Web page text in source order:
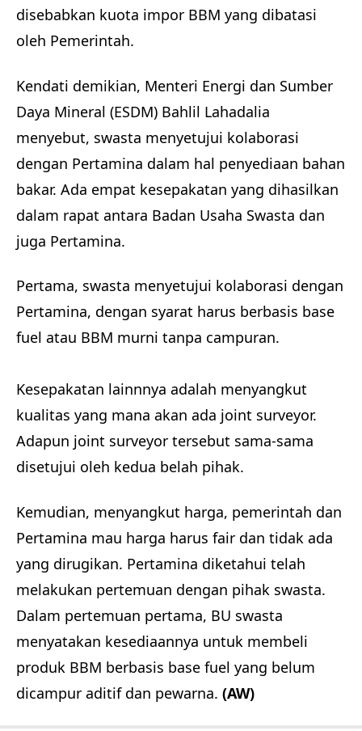
disebabkan kuota impor BBM yang dibatasi
oleh Pemerintah.
Kendati demikian, Menteri Energi dan Sumber
Daya Mineral (ESDM) Bahlil Lahadalia
menyebut, swasta menyetujui kolaborasi
dengan Pertamina dalam hal penyediaan bahan
bakar. Ada empat kesepakatan yang dihasilkan
dalam rapat antara Badan Usaha Swasta dan
juga Pertamina.
Pertama, swasta menyetujui kolaborasi dengan
Pertamina, dengan syarat harus berbasis base
fuel atau BBM murni tanpa campuran.
Kesepakatan lainnnya adalah menyangkut
kualitas yang mana akan ada joint surveyor.
Adapun joint surveyor tersebut sama-sama
disetujui oleh kedua belah pihak.
Kemudian, menyangkut harga, pemerintah dan
Pertamina mau harga harus fair dan tidak ada
yang dirugikan. Pertamina diketahui telah
melakukan pertemuan dengan pihak swasta.
Dalam pertemuan pertama, BU swasta
menyatakan kesediaannya untuk membeli
produk BBM berbasis base fuel yang belum
dicampur aditif dan pewarna. (AW)